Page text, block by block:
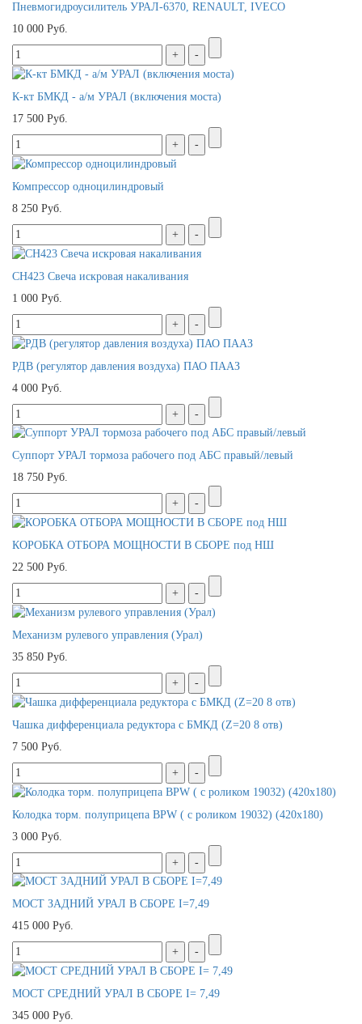
Пневмогидроусилитель УРАЛ-6370, RENAULT, IVECO
10 000 Руб.
К-кт БМКД - а/м УРАЛ (включения моста)
17 500 Руб.
Компрессор одноцилиндровый
8 250 Руб.
СН423 Свеча искровая накаливания
1 000 Руб.
РДВ (регулятор давления воздуха) ПАО ПААЗ
4 000 Руб.
Суппорт УРАЛ тормоза рабочего под АБС правый/левый
18 750 Руб.
КОРОБКА ОТБОРА МОЩНОСТИ В СБОРЕ под НШ
22 500 Руб.
Механизм рулевого управления (Урал)
35 850 Руб.
Чашка дифференциала редуктора с БМКД (Z=20 8 отв)
7 500 Руб.
Колодка торм. полуприцепа BPW ( с роликом 19032) (420х180)
3 000 Руб.
МОСТ ЗАДНИЙ УРАЛ В СБОРЕ I=7,49
415 000 Руб.
МОСТ СРЕДНИЙ УРАЛ В СБОРЕ I= 7,49
345 000 Руб.